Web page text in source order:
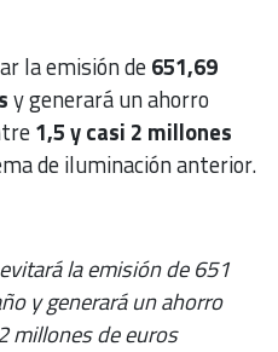
la emisión de651,69
y generará un ahorro
1,5 y casi 2 millones
de iluminación anterior.
la emisión de 651
y generará un ahorro
millones de euros